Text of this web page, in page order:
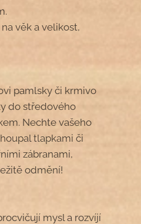
věk a velikost,
pamlsky či krmivo
do středového
Nechte vašeho
tlapkami či
zábranami,
odmění!
mysl a rozvíjí